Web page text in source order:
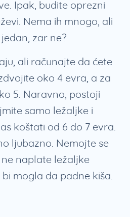
Ipak, budite oprezni
Nema ih mnogo, ali
zar ne?
ali računajte da ćete
oko 4 evra, a za
5. Naravno, postoji
samo ležaljke i
koštati od 6 do 7 evra.
ljubazno. Nemojte se
naplate ležaljke
mogla da padne kiša.